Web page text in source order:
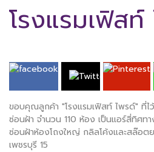
โรงแรมเฟิส
ขอบคุณลูกค้า "โรงแรมเฟิสท์ ไพรด์" ที่ไว้
ซ่อนฝ้า จำนวน 110 ห้อง เป็นแอร์สี่ทิศท
ซ่อนฝ้าห้องโถงใหญ่ กลิลโค้งและสล๊อต
เพชรบุรี 15